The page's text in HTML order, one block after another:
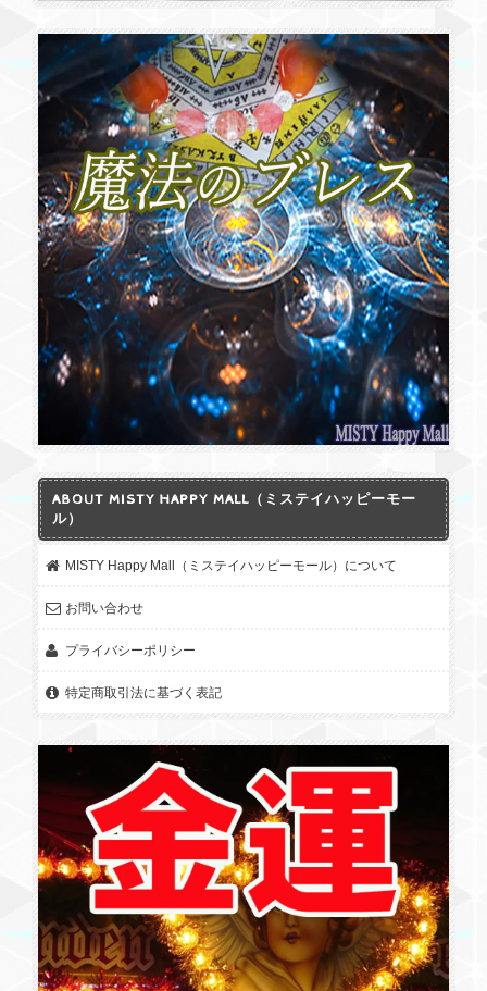
人間関係・焦り・不安・感情「ムーンストーン原石」No.26 限定1点 リーディングストーン
2026/06/05
優しいミルキーオレンジシャーベットカラーで手のひらに乗せる
と不思議と温かく感じました 見る度癒されるので旅行にも連れ
て行きたいですね
★今日だけSPECIAL★35％オフ！[国石選定] 記念特別価格【糸魚川翡翠輝石No.10】 限定品 リーディングストーン
2026/05/10
期間限定★ソロモン王の護符＜富・金運・知恵・奇跡の力・チャンス・成功＞Magical Amulet(魔法のアミュレット)ペンダント／チャーム（刻印有無）
2026/05/10
シンプル＆小さくて可愛いデザインと、神社やお寺のお守りとは
違ってアクセサリー感覚で持てる点にも惹かれて購入しました。
不安なことがあったのですが、このお守りがあると自然と前向き
ただ部屋に飾っておくのも楽しい。手に取りやすい価格だし、次
回はチャームも良さそう。対応も丁寧で好きなお店です。
2026/05/08
魔法のカプセル、気に入りました。部屋に飾って魔法をかけま
ABOUT MISTY HAPPY MALL（ミステイハッピーモー
ル）
MISTY Happy Mall（ミステイハッピーモール）について
お問い合わせ
プライバシーポリシー
特定商取引法に基づく表記